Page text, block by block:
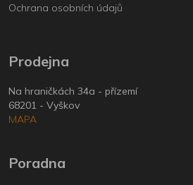
Ochrana osobních údajů
Prodejna
Na hraničkách 34a - přízemí
68201 - Vyškov
MAPA
Poradna